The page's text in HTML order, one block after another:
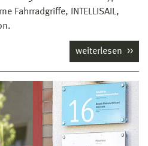
Fahrradgriffe, INTELLISAIL,
weiterlesen